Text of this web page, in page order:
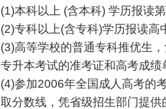
(1)本科以上 (含本科) 学历报读
(2)专科以上(含专科)学历报读
(3)高等学校的普通专科推优生
专升本考试的准考证和高考成
(4)参加2006年全国成人高考的
取分数线，凭省级招生部门提